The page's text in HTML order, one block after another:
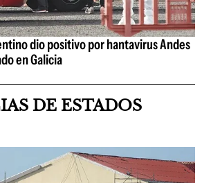
dio positivo por hantavirus Andes
en Galicia
DE ESTADOS